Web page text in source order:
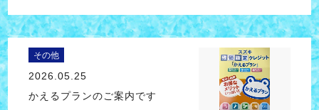
その他
2026.05.25
かえるプランのご案内です